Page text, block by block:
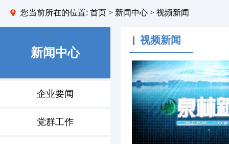
您当前所在的位置: 首页 > 新闻中心 > 视频新闻
新闻中心
企业要闻
党群工作
视频新闻